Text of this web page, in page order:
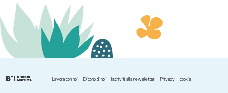
Lavora con noi Dicono di noi Iscriviti alla newsletter Privacy cookie